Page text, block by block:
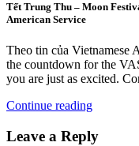
Tết Trung Thu – Moon
American Service
Theo tin của Vietnamese
the countdown for the
you are just as excited.
Continue reading
Leave a Reply